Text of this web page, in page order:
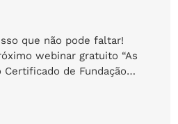
que não pode faltar!
webinar gratuito “As
de Fundação…